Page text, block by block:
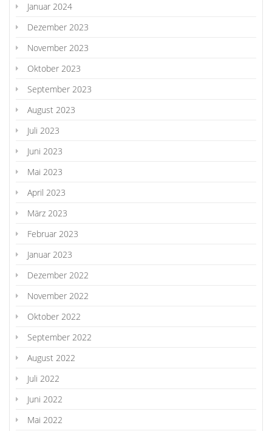
Januar 2024
Dezember 2023
November 2023
Oktober 2023
September 2023
August 2023
Juli 2023
Juni 2023
Mai 2023
April 2023
März 2023
Februar 2023
Januar 2023
Dezember 2022
November 2022
Oktober 2022
September 2022
August 2022
Juli 2022
Juni 2022
Mai 2022